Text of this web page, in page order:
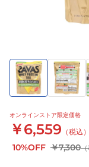
オンラインストア限定価格
￥6,559 （税込）
10%OFF ￥7,300